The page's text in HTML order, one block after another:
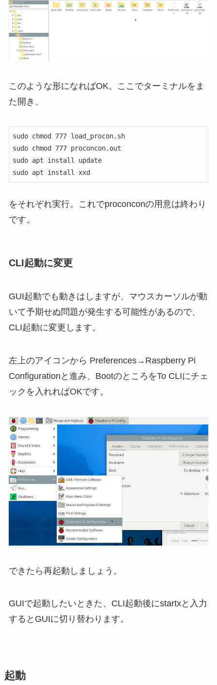
このような形になればOK。ここでターミナルをま
た開き、
sudo chmod 777 load_procon.sh
sudo chmod 777 proconcon.out
sudo apt install update
sudo apt install xxd
をそれぞれ実行。これでproconconの用意は終わり
です。
CLI起動に変更
GUI起動でも動きはしますが、マウスカーソルが動
いて予期せぬ問題が発生する可能性があるので、
CLI起動に変更します。
左上のアイコンから Preferences→Raspberry Pi
Configurationと進み、BootのところをTo CLIにチェ
ックを入れればOKです。
できたら再起動しましょう。
GUIで起動したいときた、CLI起動後にstartxと入力
するとGUIに切り替わります。
起動